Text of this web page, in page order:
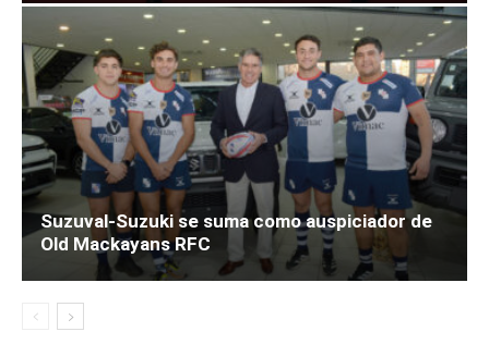
Suzuval-Suzuki se suma como auspiciador de
Old Mackayans RFC